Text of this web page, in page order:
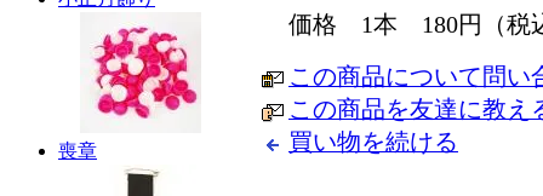
喪章
価格 1本 180円（税
この商品について問い
この商品を友達に教え
買い物を続ける